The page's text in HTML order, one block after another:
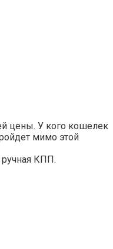
цены. У кого кошелек
мимо этой
КПП.